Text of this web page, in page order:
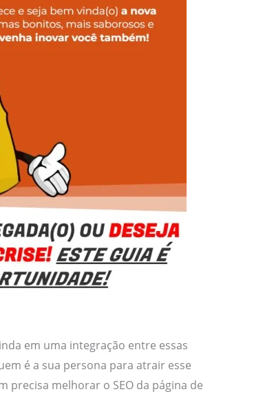
em uma integração entre essas
é a sua persona para atrair esse
precisa melhorar o SEO da página de